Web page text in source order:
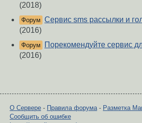
(2018)
Форум Сервис sms рассылки и
(2016)
Форум
Порекомендуйте сервис
(2016)
О Сервере - Правила форума - Разметка
Сообщить об ошибке